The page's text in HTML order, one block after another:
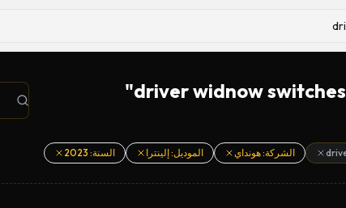
الشركة: هونداي الموديل: إلينترا السنة: 2023